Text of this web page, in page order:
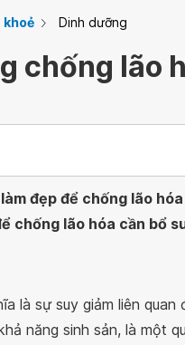
khoẻ Dinh dưỡng
chống lão
đẹp để chống lão
chống lão hóa cần bổ
là sự suy giảm liên
năng sinh sản, là một